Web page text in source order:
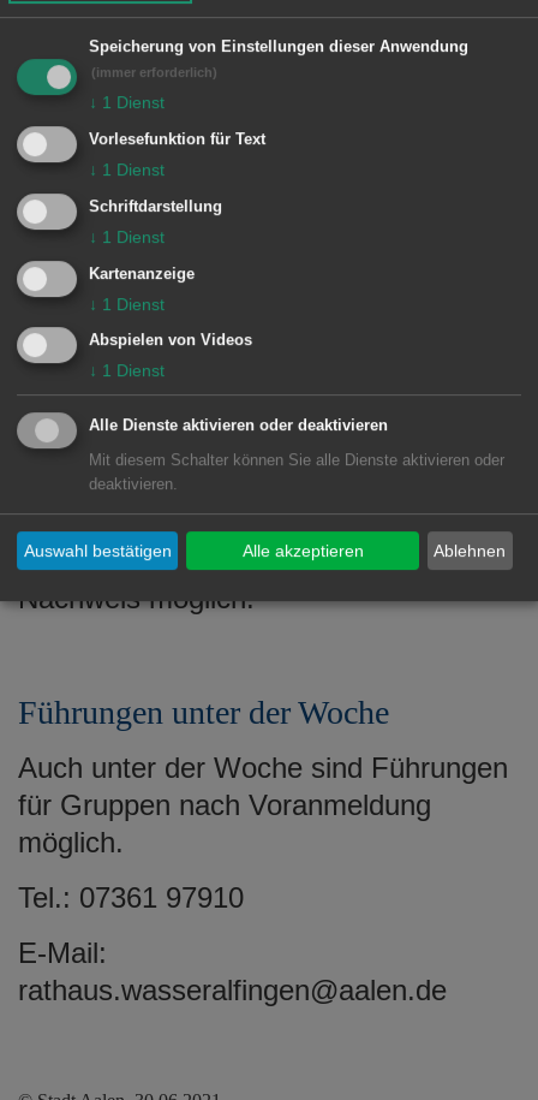
heimatgeschichtliche Erbe belegt die
Einzigartigkeit eines besonderen
Kapitels vergangener industrieller
Produktion in Württemberg und erzählt
von ihrem Ende vor zwei Jahren.
Informationen
Die Ausstellungsführung findet am 29.
August um 14:30 Uhr in der
Museumsgalerie des Bürgerhauses
Wasseralfingen statt. Eine Anmeldung
zur Ausstellungsführung ist nicht
erforderlich. Das Teilnehmen der
Führung ist nur mit einem gültigem 3G-
Nachweis möglich.
Führungen unter der Woche
Auch unter der Woche sind Führungen
für Gruppen nach Voranmeldung
möglich.
Tel.: 07361 97910
E-Mail:
rathaus.wasseralfingen@aalen.de
Speicherung von Einstellungen dieser Anwendung
(immer erforderlich)
↓ 1 Dienst
Vorlesefunktion für Text
↓ 1 Dienst
Schriftdarstellung
↓ 1 Dienst
Kartenanzeige
↓ 1 Dienst
Abspielen von Videos
↓ 1 Dienst
Alle Dienste aktivieren oder deaktivieren
Mit diesem Schalter können Sie alle Dienste aktivieren oder
deaktivieren.
Ablehnen
Auswahl bestätigen Alle akzeptieren